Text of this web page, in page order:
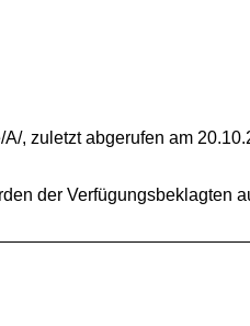
, zuletzt abgerufen am
der Verfügungsbeklagten